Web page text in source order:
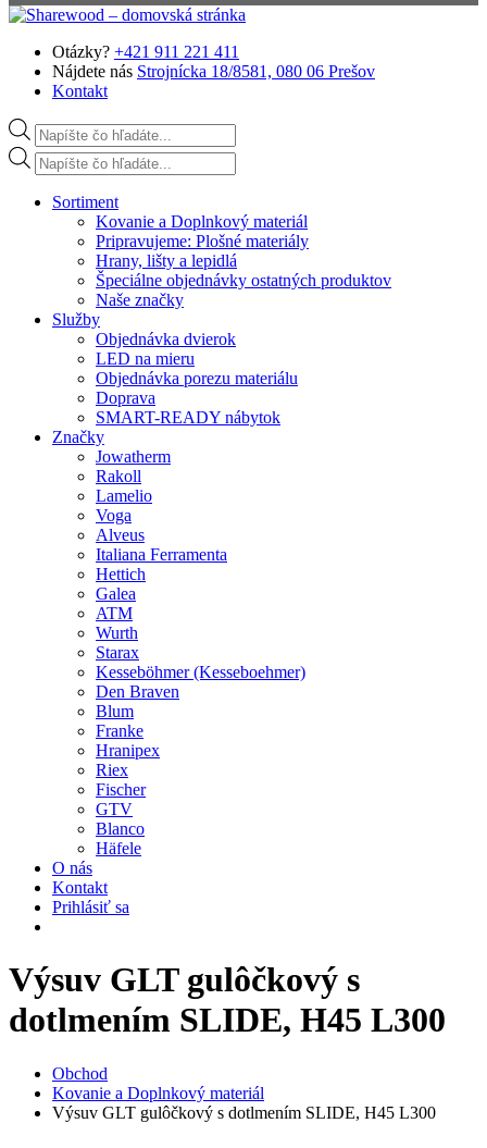
Preskočiť na hlavný obsah
Otázky? +421 911 221 411
Nájdete nás Strojnícka 18/8581, 080 06 Prešov
Kontakt
Products search
Products search
Sortiment
Kovanie a Doplnkový materiál
Pripravujeme: Plošné materiály
Hrany, lišty a lepidlá
Špeciálne objednávky ostatných produktov
Naše značky
Služby
Objednávka dvierok
LED na mieru
Objednávka porezu materiálu
Doprava
SMART-READY nábytok
Značky
Jowatherm
Rakoll
Lamelio
Voga
Alveus
Italiana Ferramenta
Hettich
Galea
ATM
Wurth
Starax
Kesseböhmer (Kesseboehmer)
Den Braven
Blum
Franke
Hranipex
Riex
Fischer
GTV
Blanco
Häfele
O nás
Kontakt
Prihlásiť sa
Výsuv GLT gulôčkový s
dotlmením SLIDE, H45 L300
Obchod
Kovanie a Doplnkový materiál
Výsuv GLT gulôčkový s dotlmením SLIDE, H45 L300